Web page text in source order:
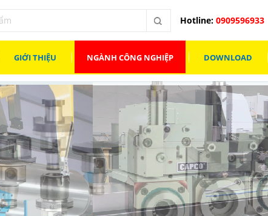
Hotline:0909596933
GIỚI THIỆU NGÀNH CÔNG NGHIỆP DOWNLOAD